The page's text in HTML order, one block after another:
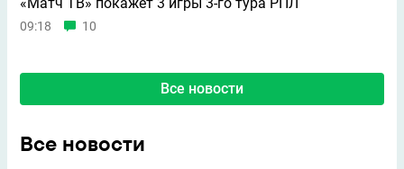
09:18 10
Все новости
Все новости